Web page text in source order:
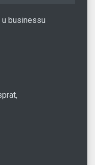
businessu